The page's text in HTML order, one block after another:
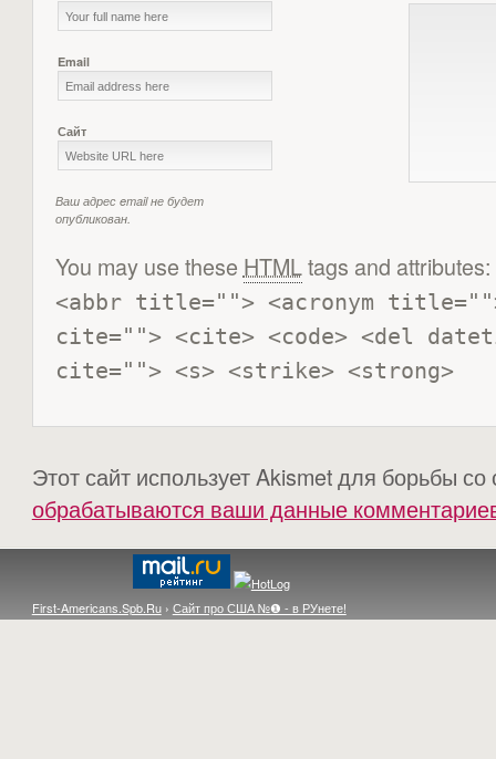
Email
Сайт
Ваш адрес email не будет
опубликован.
You may use these HTMLtags and attributes:
<abbr title=""> <acronym
cite=""> <cite> <code> <del
cite=""> <s> <strike> <strong>
Этот сайт использует Akismet для борьбы
обрабатываются ваши данные
First-Americans.Spb.Ru› Сайт про США №❶ - в РУнете!